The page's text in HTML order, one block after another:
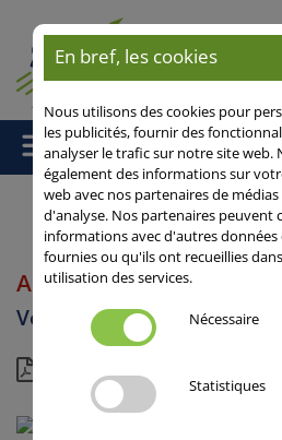
Accueil/Plantes multi-services/Vesce
ARGON
Vesce
Dossier
En bref, les cookies
Nous utilisons des cookies pour
les publicités, fournir des
analyser le trafic sur notre site web.
également des informations sur
web avec nos partenaires de
d'analyse. Nos partenaires peuvent
informations avec d'autres données
fournies ou qu'ils ont recueillies
utilisation des services.
Nécessaire
Statistiques